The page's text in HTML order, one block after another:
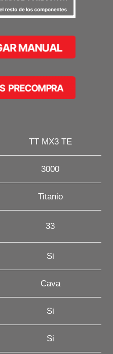
TT MX3 TE
3000
Titanio
33
Si
Cava
Si
Si